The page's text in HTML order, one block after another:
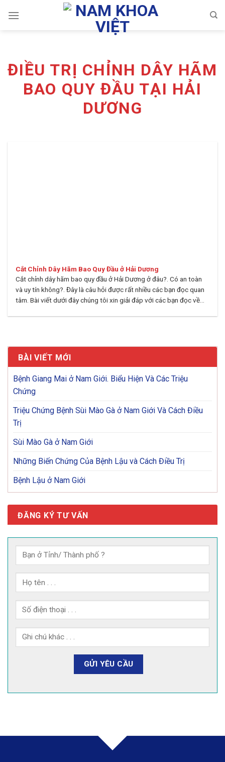
ĐIỀU TRỊ CHỈNH DÂY HÃM
BAO QUY ĐẦU TẠI HẢI
DƯƠNG
Cắt Chỉnh Dây Hãm Bao Quy Đầu ở Hải Dương
Cắt chỉnh dây hãm bao quy đầu ở Hải Dương ở đâu?. Có an toàn
và uy tín không?. Đây là câu hỏi được rất nhiều các bạn đọc quan
tâm. Bài viết dưới đây chúng tôi xin giải đáp với các bạn đọc về...
BÀI VIẾT MỚI
Bệnh Giang Mai ở Nam Giới. Biểu Hiện Và Các Triệu
Chứng
Triệu Chứng Bệnh Sùi Mào Gà ở Nam Giới Và Cách Điều
Trị
Sùi Mào Gà ở Nam Giới
Những Biến Chứng Của Bệnh Lậu và Cách Điều Trị
Bệnh Lậu ở Nam Giới
ĐĂNG KÝ TƯ VẤN